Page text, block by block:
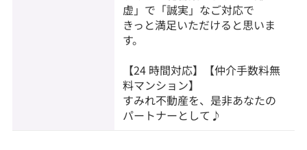
虚」で「誠実」なご対応で
きっと満足いただけると思いま
す。
【24 時間対応】【仲介手数料無
料マンション】
すみれ不動産を、是非あなたの
パートナーとして♪